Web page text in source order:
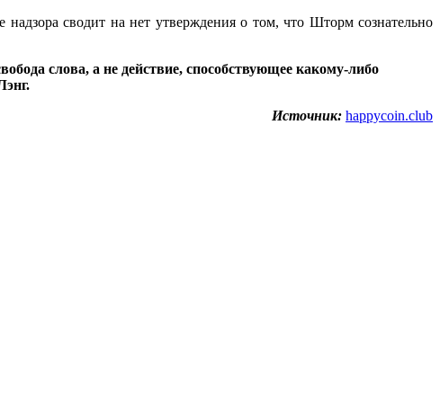
надзора сводит на нет утверждения о том, что Шторм сознательно
слова, а не действие, способствующее какому-либо
Источник: happycoin.club